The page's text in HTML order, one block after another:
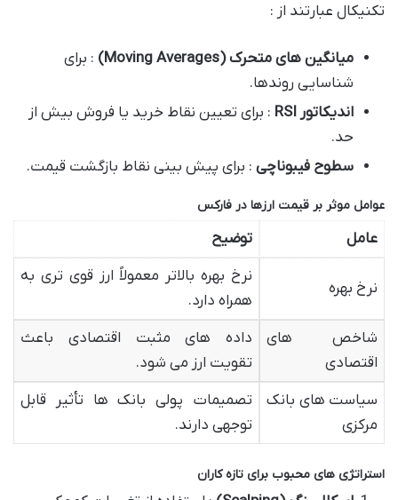
تکنیکال عبارتند از :
میانگین های متحرک(Moving Averages)
: برای
شناسایی روندها.
اندیکاتور
: برای تعیین نقاط خرید یا فروش بیش از
حد.
سطوح فیبوناچی : برای پیش بینی نقاط بازگشت قیمت.
عوامل موثر بر قیمت ارزها در فارکس
عامل توضیح
نرخ بهره
نرخ بهره بالاتر معمولاً ارز قوی تری به
همراه دارد.
شاخص های
اقتصادی
داده های مثبت اقتصادی باعث
تقویت ارز می شود.
سیاست های بانک
مرکزی
تصمیمات پولی بانک ها تأثیر قابل
توجهی دارند.
استراتژی های محبوب برای تازه کاران